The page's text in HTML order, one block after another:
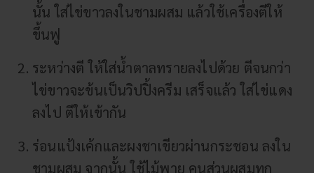
นั้น ใส่ไข่ขาวลงในชามผสม แล้วใช้เครื่องตีให้
ขึ้นฟู
ระหว่างตี ให้ใส่น้ำตาลทรายลงไปด้วย ตีจนกว่า
ไข่ขาวจะข้นเป็นวิปปิ้งครีม เสร็จแล้ว ใส่ไข่แดง
ลงไป ตีให้เข้ากัน
ร่อนแป้งเค้กและผงชาเขียวผ่านกระชอน ลงใน
ชามผสม จากนั้น ใช้ไม้พาย คนส่วนผสมทุก